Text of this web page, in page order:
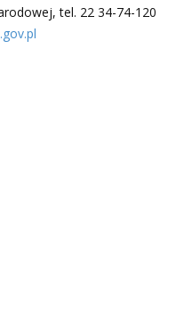
tel. 22 34-74-120